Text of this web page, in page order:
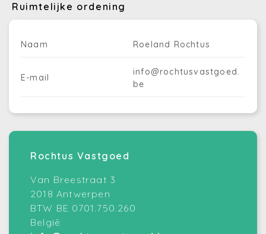
Ruimtelijke ordening
Naam Roeland Rochtus
E-mail
info@rochtusvastgoed.
be
Rochtus Vastgoed
Van Breestraat 3
2018 Antwerpen
BTW BE 0701.750.260
België